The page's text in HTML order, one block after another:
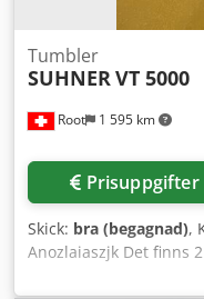
Root 1 595 km
Tumbler
SUHNERVT 5000
Prisuppgifter
Skick: bra (begagnad),
Anozlaiaszjk Det finns